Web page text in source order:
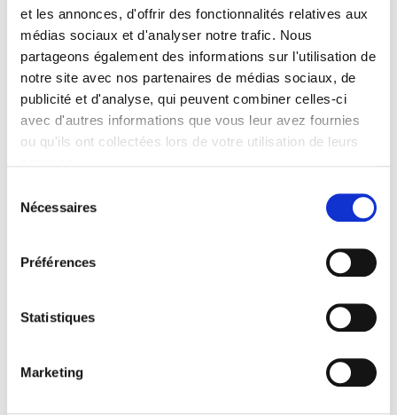
et les annonces, d'offrir des fonctionnalités relatives aux
médias sociaux et d'analyser notre trafic. Nous
partageons également des informations sur l'utilisation de
notre site avec nos partenaires de médias sociaux, de
publicité et d'analyse, qui peuvent combiner celles-ci
avec d'autres informations que vous leur avez fournies
ou qu'ils ont collectées lors de votre utilisation de leurs
Nécessaires
Préférences
Statistiques
Marketing